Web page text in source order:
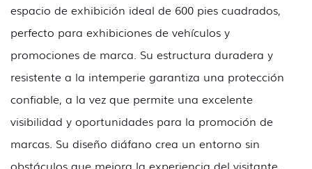
espacio de exhibición ideal de 600 pies cuadrados,
perfecto para exhibiciones de vehículos y
promociones de marca. Su estructura duradera y
resistente a la intemperie garantiza una protección
confiable, a la vez que permite una excelente
visibilidad y oportunidades para la promoción de
marcas. Su diseño diáfano crea un entorno sin
obstáculos que mejora la experiencia del visitante,